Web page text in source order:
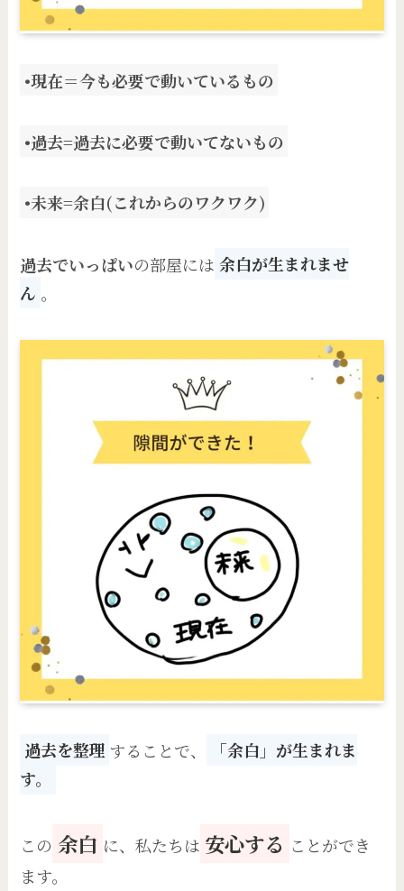
•現在＝今も必要で動いているもの
•過去=過去に必要で動いてないもの
•未来=余白(これからのワクワク)
過去でいっぱいの部屋には 余白が生まれませ
ん 。
過去を整理 することで、
「余白」が生まれま
す。
この 余白 に、私たちは 安心する ことができ
ます。